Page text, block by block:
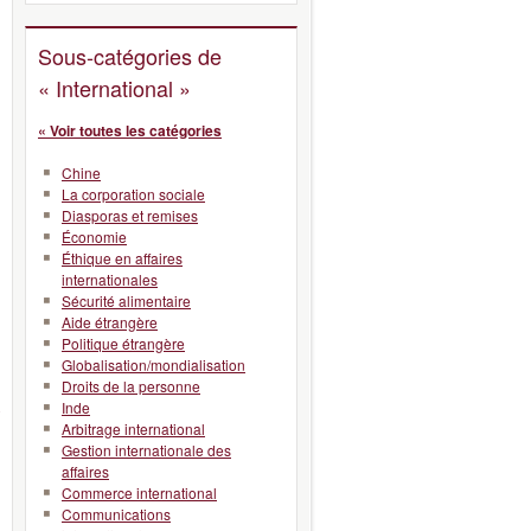
Sous-catégories de
« International »
« Voir toutes les catégories
Chine
La corporation sociale
Diasporas et remises
Économie
Éthique en affaires
internationales
Sécurité alimentaire
Aide étrangère
Politique étrangère
Globalisation/mondialisation
Droits de la personne
Inde
Arbitrage international
Gestion internationale des
affaires
Commerce international
Communications